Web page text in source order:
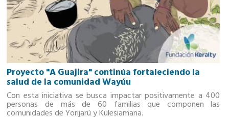
Proyecto "A Guajira" continúa fortaleciendo la
salud de la comunidad Wayúu
Con esta iniciativa se busca impactar positivamente a 400
personas de más de 60 familias que componen las
comunidades de Yorijarú y Kulesiamana.